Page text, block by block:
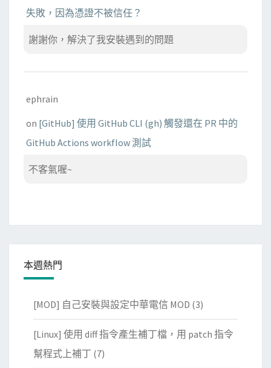
失敗，因為憑證不被信任？
謝謝你，解決了我安裝遇到的問題
ephrain
on [GitHub] 使用 GitHub CLI (gh) 觸發還在 PR 中的
GitHub Actions workflow 測試
不客氣喔~
本週熱門
[MOD] 自己安裝與設定中華電信 MOD (3)
[Linux] 使用 diff 指令產生補丁檔，用 patch 指令
幫程式上補丁 (7)